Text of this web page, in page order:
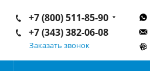
+7 (800) 511-85-90
+7 (343) 382-06-08
Заказать звонок